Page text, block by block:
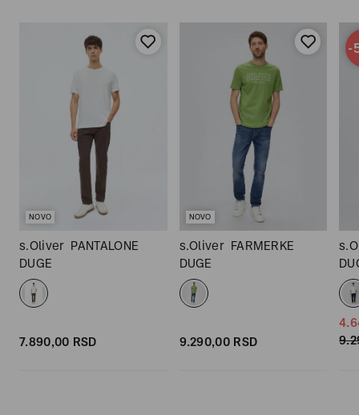
NOVO
s.Oliver PANTALONE
DUGE
7.890,00 RSD
NOVO
s.Oliver FARMERKE
DUGE
9.290,00 RSD
-